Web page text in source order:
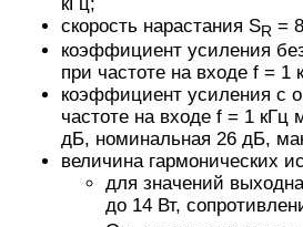
скорость нарастания SR =
коэффициент усиления
при частоте на входе f = 1
коэффициент усиления с
частоте на входе f = 1 кГц
дБ, номинальная 26 дБ,
величина гармонических
для значений
до 14 Вт,